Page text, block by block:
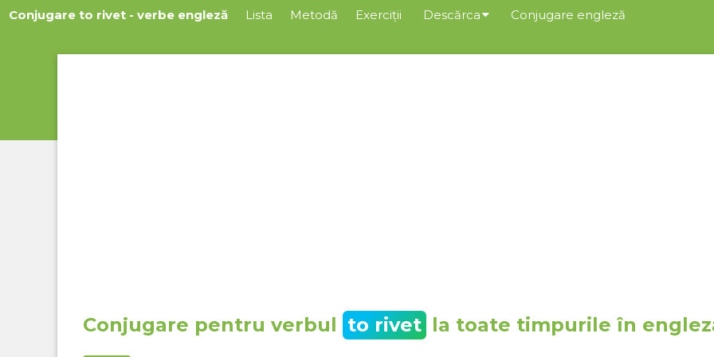
Conjugare to rivet - verbe engleză Lista Metodă Exerciții Descărca Conjugare engleză
Conjugare pentru verbul to rivet la toate timpurile în